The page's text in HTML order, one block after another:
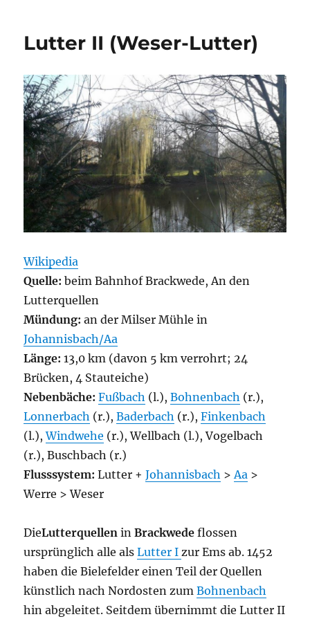
Selhausenbach
Lutter II (Weser-Lutter)
Wikipedia
Quelle: beim Bahnhof Brackwede, An den
Lutterquellen
Mündung: an der Milser Mühle in
Johannisbach/Aa
Länge:13,0 km (davon 5 km verrohrt; 24
Brücken, 4 Stauteiche)
Nebenbäche: Fußbach (l.),Bohnenbach (r.),
Lonnerbach (r.),Baderbach (r.),Finkenbach
(l.),Windwehe (r.), Wellbach (l.), Vogelbach
(r.), Buschbach (r.)
Flusssystem: Lutter +Johannisbach >Aa >
Werre > Weser
DieLutterquellen inBrackwede flossen
ursprünglich alle alsLutter Izur Ems ab. 1452
haben die Bielefelder einen Teil der Quellen
künstlich nach Nordosten zumBohnenbach
hin abgeleitet. Seitdem übernimmt die Lutter II